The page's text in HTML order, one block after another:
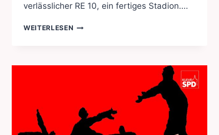
verlässlicher RE 10, ein fertiges Stadion….
WEITERLESEN WUNSCHBAUM